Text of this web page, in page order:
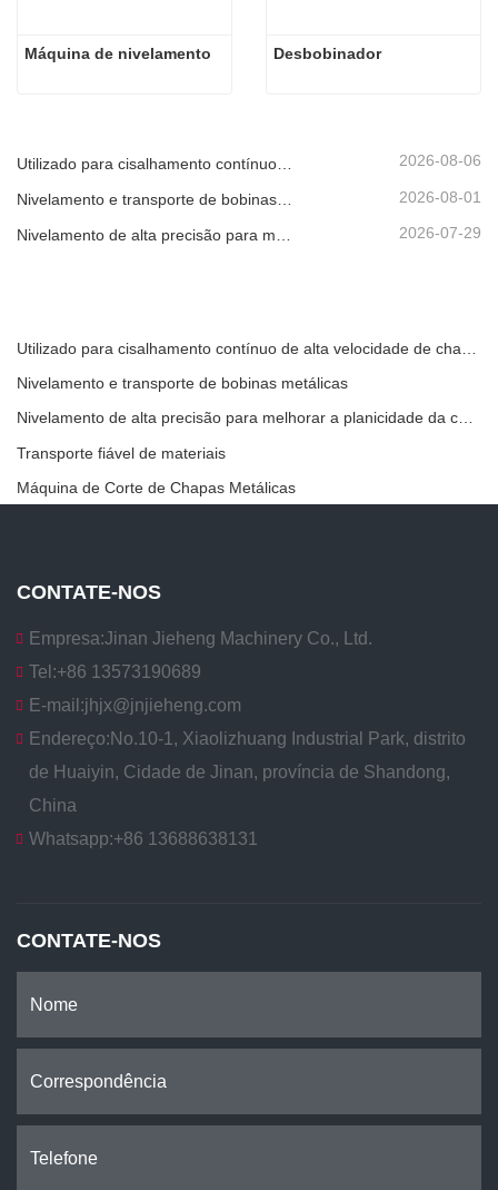
Máquina de nivelamento Desbobinador
2026-08-06
2026-08-01
Nivelamento de alta precisão para melhorar a planicidade da chapa 2026-07-29
Nivelamento e transporte de bobinas metálicas
Nivelamento de alta precisão para melhorar a planicidade da chapa
Transporte fiável de materiais
Máquina de Corte de Chapas Metálicas
CONTATE-NOS
Empresa:Jinan Jieheng Machinery Co., Ltd.
Tel:+86 13573190689
E-mail:jhjx@jnjieheng.com
Endereço:No.10-1, Xiaolizhuang Industrial Park, distrito
de Huaiyin, Cidade de Jinan, província de Shandong,
China
Whatsapp:+86 13688638131
CONTATE-NOS